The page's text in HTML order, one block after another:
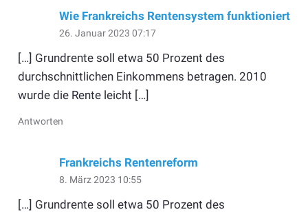
Wie Frankreichs Rentensystem funktioniert
26. Januar 2023 07:17
[…] Grundrente soll etwa 50 Prozent des
durchschnittlichen Einkommens betragen. 2010
wurde die Rente leicht […]
Antworten
Frankreichs Rentenreform
8. März 2023 10:55
[…] Grundrente soll etwa 50 Prozent des